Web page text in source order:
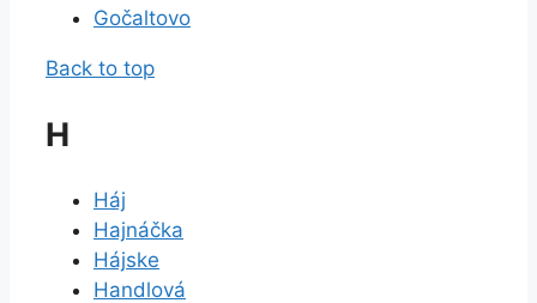
Gočaltovo
Back to top
H
Háj
Hajnáčka
Hájske
Handlová